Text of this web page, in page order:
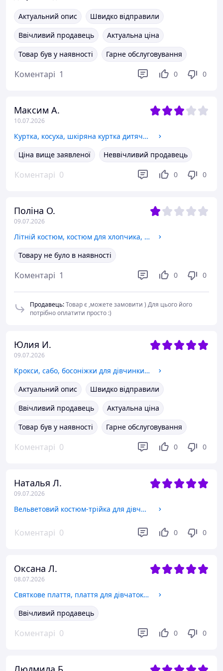
Актуальний опис
Швидко відправили
Ввічливий продавець
Актуальна ціна
Товар був у наявності
Гарне обслуговування
Коментарі 1 0 0
Максим А.
10.07.2026
Куртка, косуха, шкіряна куртка дитяча 100
Ціна вище заявленої
Неввічливий продавець
Коментарі 0 0 0
Поліна О.
09.07.2026
Літній костюм, костюм для хлопчика, муслін 116
Товару не було в наявності
Коментарі 1 0 0
Продавець:Товар є ,можете замовити ) Для цього його
потрібно оплатити просто :)
Юлия И.
09.07.2026
Крокси, сабо, босоніжки для дівчинки 27
Актуальний опис
Швидко відправили
Ввічливий продавець
Актуальна ціна
Товар був у наявності
Гарне обслуговування
Коментарі 0 0 0
Наталья Л.
09.07.2026
Вельветовий костюм-трійка для дівчинки 134
Коментарі 0 0 0
Оксана Л.
08.07.2026
Святкове плаття, плаття для дівчаток 110
Ввічливий продавець
Коментарі 0 0 0